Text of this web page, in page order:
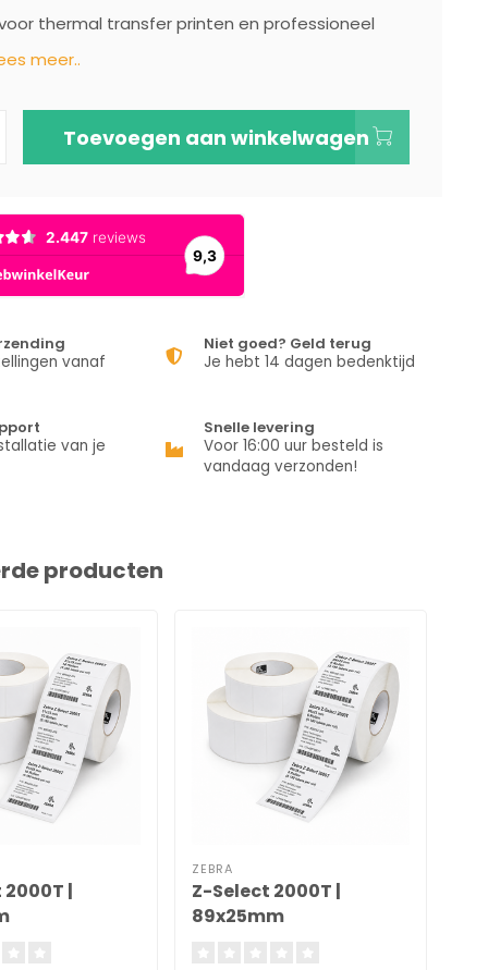
thermal transfer printen en professioneel
meer..
Toevoegen aan winkelwagen
vanaf
Niet goed? Geld terug
Je hebt 14 dagen bedenktijd
van je
Snelle levering
Voor 16:00 uur besteld is
vandaag verzonden!
producten
|
ZEBRA
Z-Select 2000T |
89x25mm